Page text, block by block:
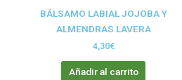
BÁLSAMO LABIAL JOJOBA Y
ALMENDRAS LAVERA
4,30€
Añadir al carrito